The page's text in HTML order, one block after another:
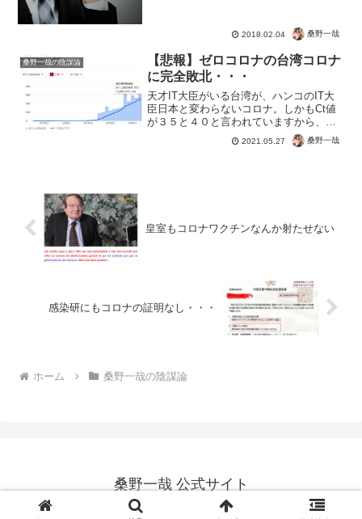
す。投資詐欺や結婚詐欺なんてのもそう
2018.02.04 桑野一哉
桑野一哉の陰謀論
【悲報】ゼロコロナの台湾コロナ
に完全敗北・・・
天才IT大臣がいる台湾が、ハンコのIT大
臣日本と変わらないコロナ。しかもCt値
が３５と４０と言われていますから、む
しろ日本の感染症対策の方が優れていう
るという・・・台湾より日本の方がガッ
2021.05.27 桑野一哉
皇室もコロナワクチンなんか射たせない
感染研にもコロナの証明なし・・・
ホーム 桑野一哉の陰謀論
桑野一哉 公式サイト
Copyright © 2012-2026 桑野一哉 公式サイト All Rights Reserved.